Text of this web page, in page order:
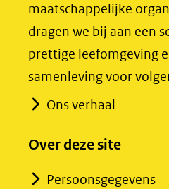
naar
een
andere
website)
naar
een
andere
website)
maatschappelijke
dragen we bij aan een
prettige leefomgeving
samenleving voor
Ons verhaal
Over deze site
Persoonsgegevens